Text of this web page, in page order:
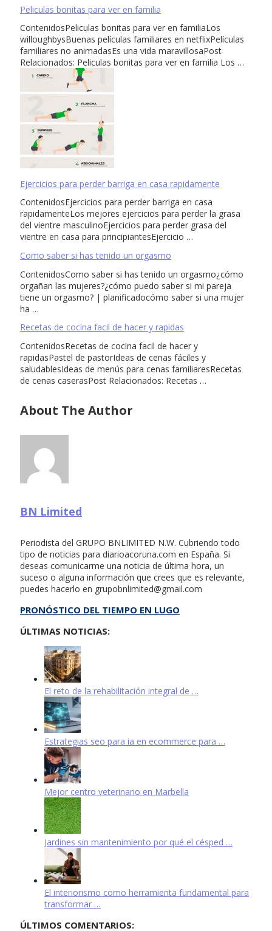
Peliculas bonitas para ver en familia
ContenidosPeliculas bonitas para ver en familiaLos
willoughbysBuenas películas familiares en netflixPelículas
familiares no animadasEs una vida maravillosaPost
Relacionados: Peliculas bonitas para ver en familia Los …
Ejercicios para perder barriga en casa rapidamente
ContenidosEjercicios para perder barriga en casa
rapidamenteLos mejores ejercicios para perder la grasa
del vientre masculinoEjercicios para perder grasa del
vientre en casa para principiantesEjercicio …
Como saber si has tenido un orgasmo
ContenidosComo saber si has tenido un orgasmo¿cómo
orgañan las mujeres?¿cómo puedo saber si mi pareja
tiene un orgasmo? | planificadocómo saber si una mujer
ha …
Recetas de cocina facil de hacer y rapidas
ContenidosRecetas de cocina facil de hacer y
rapidasPastel de pastorIdeas de cenas fáciles y
saludablesIdeas de menús para cenas familiaresRecetas
de cenas caserasPost Relacionados: Recetas …
About The Author
BN Limited
Periodista del GRUPO BNLIMITED N.W. Cubriendo todo
tipo de noticias para diarioacoruna.com en España. Si
deseas comunicarme una noticia de última hora, un
suceso o alguna información que crees que es relevante,
puedes hacerlo en grupobnlimited@gmail.com
PRONÓSTICO DEL TIEMPO EN LUGO
ÚLTIMAS NOTICIAS:
El reto de la rehabilitación integral de …
Estrategias seo para ia en ecommerce para …
Mejor centro veterinario en Marbella
Jardines sin mantenimiento por qué el césped …
El interiorismo como herramienta fundamental para
transformar …
ÚLTIMOS COMENTARIOS: